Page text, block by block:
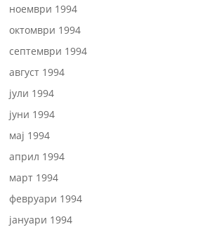
ноември 1994
октомври 1994
септември 1994
август 1994
јули 1994
јуни 1994
мај 1994
април 1994
март 1994
февруари 1994
јануари 1994